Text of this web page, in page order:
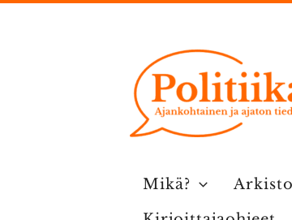
Mikä? Arkisto